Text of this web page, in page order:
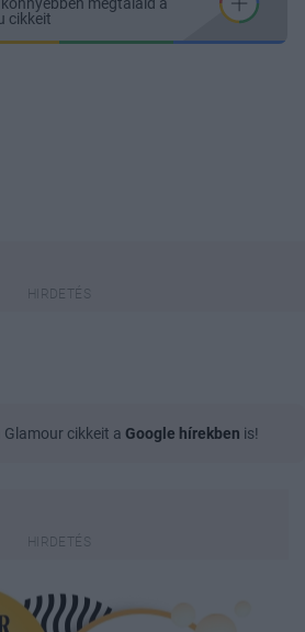
megtaláld a
cikkeit
Glamour cikkeit a Google hírekben is!